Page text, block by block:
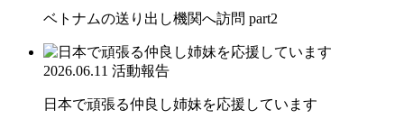
ベトナムの送り出し機関へ訪問 part2
2026.06.11 活動報告
日本で頑張る仲良し姉妹を応援しています